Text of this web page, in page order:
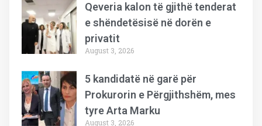
Qeveria kalon të gjithë tenderat
e shëndetësisë në dorën e
privatit
August 3, 2026
5 kandidatë në garë për
Prokurorin e Përgjithshëm, mes
tyre Arta Marku
August 3, 2026